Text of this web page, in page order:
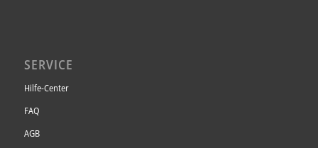
SERVICE
Hilfe-Center
FAQ
AGB